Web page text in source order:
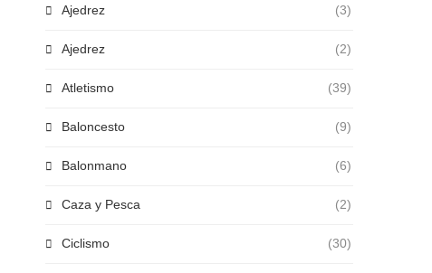
Ajedrez (3)
Ajedrez (2)
Atletismo (39)
Baloncesto (9)
Balonmano (6)
Caza y Pesca (2)
Ciclismo (30)